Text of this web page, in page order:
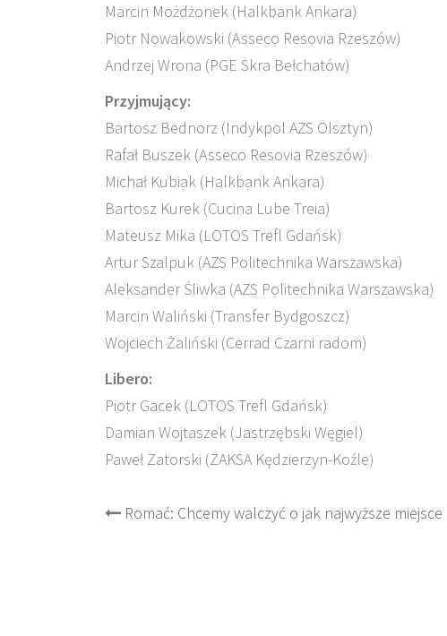
Marcin Możdżonek (Halkbank Ankara)
Piotr Nowakowski (Asseco Resovia Rzeszów)
Andrzej Wrona (PGE Skra Bełchatów)
Przyjmujący:
Bartosz Bednorz (Indykpol AZS Olsztyn)
Rafał Buszek (Asseco Resovia Rzeszów)
Michał Kubiak (Halkbank Ankara)
Bartosz Kurek (Cucina Lube Treia)
Mateusz Mika (LOTOS Trefl Gdańsk)
Artur Szalpuk (AZS Politechnika Warszawska)
Aleksander Śliwka (AZS Politechnika Warszawska)
Marcin Waliński (Transfer Bydgoszcz)
Wojciech Żaliński (Cerrad Czarni radom)
Libero:
Piotr Gacek (LOTOS Trefl Gdańsk)
Damian Wojtaszek (Jastrzębski Węgiel)
Paweł Zatorski (ZAKSA Kędzierzyn-Koźle)
Post
Romać: Chcemy walczyć o jak najwyższe miejsce